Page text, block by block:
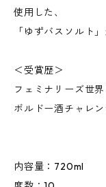
使用した、
「ゆずバスソルト
＜受賞歴＞
フェミナリーズ世
ボルドー酒チャレ
内容量：720ml